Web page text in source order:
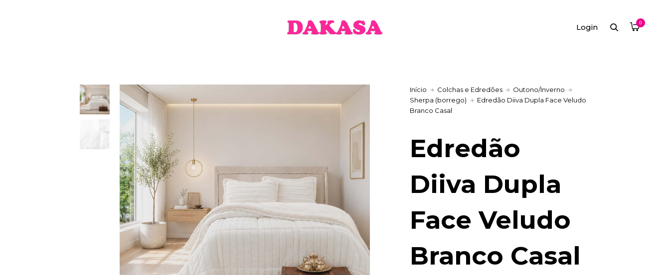
Login 0
Início Colchas e Edredões
Outono/Inverno
Sherpa (borrego)
Edredão Diiva Dupla Face Veludo
Branco Casal
Edredão
Diiva Dupla
Face Veludo
Branco Casal